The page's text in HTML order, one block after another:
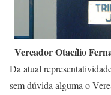
Vereador Otacílio
Da atual
sem dúvida alguma o